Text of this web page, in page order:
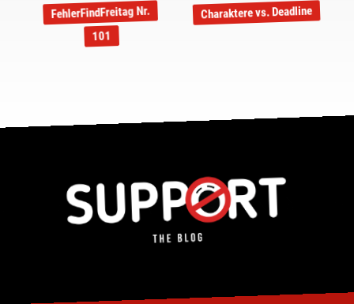
FehlerFindFreitag Nr.
101
Charaktere vs. Deadline